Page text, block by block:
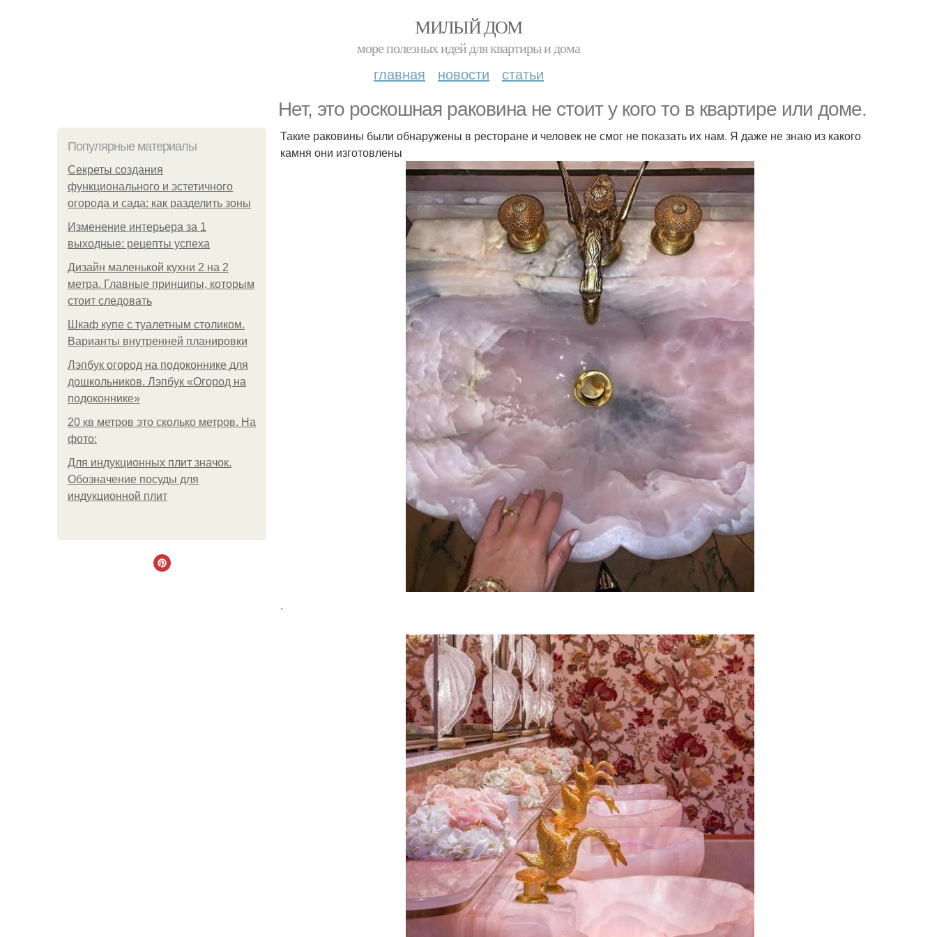
МИЛЫЙ ДОМ
море полезных идей для квартиры и дома
главная новости статьи
Нет, это роскошная раковина не стоит у кого то в квартире или доме.
Популярные материалы
Секреты создания
функционального и эстетичного
огорода и сада: как разделить зоны
Изменение интерьера за 1
выходные: рецепты успеха
Дизайн маленькой кухни 2 на 2
метра. Главные принципы, которым
стоит следовать
Шкаф купе с туалетным столиком.
Варианты внутренней планировки
Лэпбук огород на подоконнике для
дошкольников. Лэпбук «Огород на
подоконнике»
20 кв метров это сколько метров. На
фото:
Для индукционных плит значок.
Обозначение посуды для
индукционной плит
Такие раковины были обнаружены в ресторане и человек не смог не показать их нам. Я даже не знаю из какого
камня они изготовлены
.